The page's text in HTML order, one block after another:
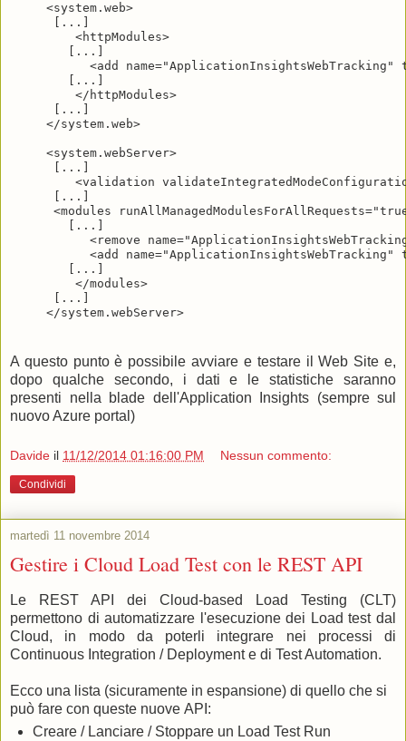
<system.web>
[...]
    <httpModules>
   [...]
<add name="ApplicationInsightsWebTracking"
   [...]
    </httpModules>
[...]
</system.web>
<system.webServer>
[...]
<validation
[...]
<modules
   [...]
<remove
<add name="ApplicationInsightsWebTracking"
   [...]
    </modules>
[...]
A questo punto è possibile avviare e testare il Web Site e,
dopo qualche secondo, i dati e le statistiche saranno
presenti nella blade dell'Application Insights (sempre sul
nuovo Azure portal)
Davide il 11/12/2014 01:16:00 PM Nessun commento:
Condividi
martedì 11 novembre 2014
Gestire i Cloud Load Test con le REST API
Le REST API dei Cloud-based Load Testing (CLT)
permettono di automatizzare l'esecuzione dei Load test dal
Cloud, in modo da poterli integrare nei processi di
Continuous Integration / Deployment e di Test Automation.
Ecco una lista (sicuramente in espansione) di quello che si
può fare con queste nuove API:
Creare / Lanciare / Stoppare un Load Test Run